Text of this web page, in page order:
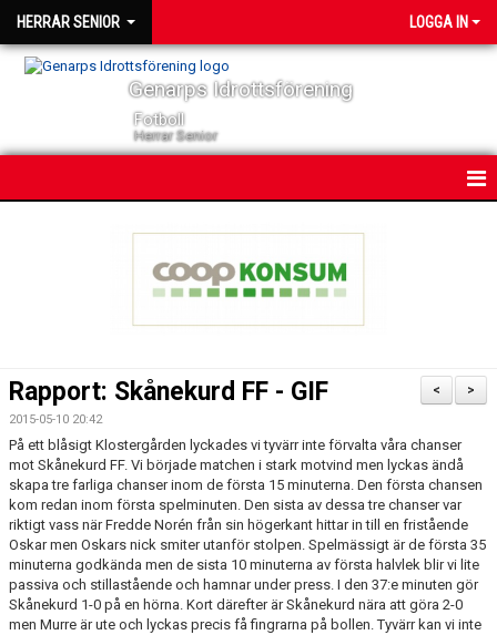
HERRAR SENIOR LOGGA IN
Genarps Idrottsförening
Fotboll
Herrar Senior
TRUPPEN
SERIER
MATCHER
EKEVALLEN IP
DOKUMENT
>
<
Rapport: Skånekurd FF - GIF
2015-05-10 20:42
På ett blåsigt Klostergården lyckades vi tyvärr inte förvalta våra chanser
mot Skånekurd FF. Vi började matchen i stark motvind men lyckas ändå
skapa tre farliga chanser inom de första 15 minuterna. Den första chansen
kom redan inom första spelminuten. Den sista av dessa tre chanser var
riktigt vass när Fredde Norén från sin högerkant hittar in till en fristående
Oskar men Oskars nick smiter utanför stolpen. Spelmässigt är de första 35
minuterna godkända men de sista 10 minuterna av första halvlek blir vi lite
passiva och stillastående och hamnar under press. I den 37:e minuten gör
Skånekurd 1-0 på en hörna. Kort därefter är Skånekurd nära att göra 2-0
men Murre är ute och lyckas precis få fingrarna på bollen. Tyvärr kan vi inte